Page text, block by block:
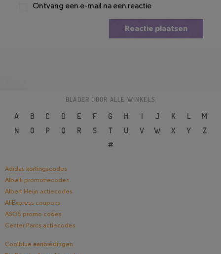
Ontvang een e-mail na een reactie
Reactie plaatsen
BLADER DOOR ALLE WINKELS
A B C D E F G H I J K L
M
N
O P Q R S T U V W X Y
Z
#
Adidas kortingscodes
Albelli promotiecodes
Albert Heijn actiecodes
AliExpress coupons
ASOS promo codes
Center Parcs actiecodes
Coolblue aanbiedingen